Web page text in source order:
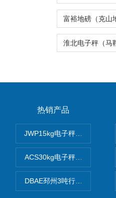
热销产品
JWP15kg电子秤价格,15公
ACS30kg电子秤价格,30公
DBAE邳州3吨行车电子吊秤